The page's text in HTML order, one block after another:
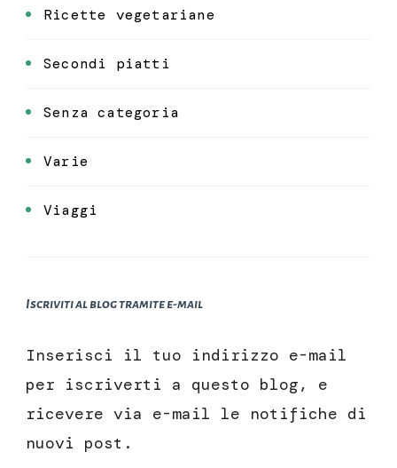
Ricette vegetariane
Secondi piatti
Senza categoria
Varie
Viaggi
Iscriviti al blog tramite e-mail
Inserisci il tuo indirizzo e-mail
per iscriverti a questo blog, e
ricevere via e-mail le notifiche di
nuovi post.